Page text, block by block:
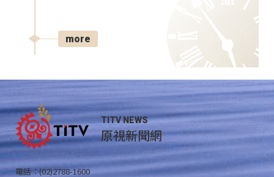
more
TITV NEWS
原視新聞網
電話：(02)2788-1600